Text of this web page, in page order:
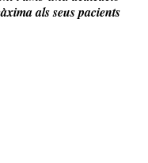
als seus pacients